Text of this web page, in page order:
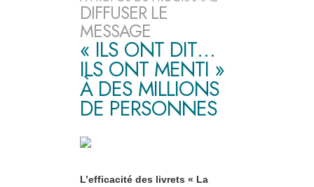
DIFFUSER LE
MESSAGE
« ILS ONT DIT…
ILS ONT MENTI »
À DES MILLIONS
DE PERSONNES
L’efficacité des livrets « La